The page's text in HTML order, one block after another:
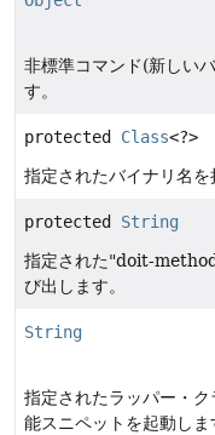
非標準コマンド(新しい
す。
protected Class<?>
指定されたバイナリ名を
protected String
指定された"doit-
び出します。
String
指定されたラッパー・
能スニペットを起動しま